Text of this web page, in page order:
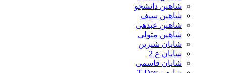
شاهین دانشجو
شاهین سیف
شاهین عبدهی
شاهین متولی
شایان شیرین
شایان ع 2
شایان قاسمی